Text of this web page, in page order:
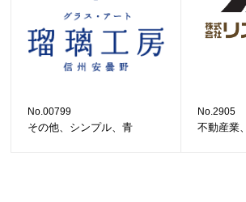
No.00799
その他、シンプル、青
No.2905
不動産業